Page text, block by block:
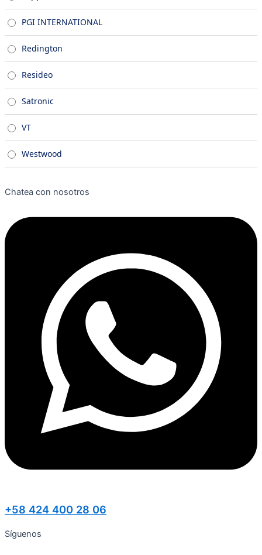
PGI INTERNATIONAL
Redington
Resideo
Satronic
VT
Westwood
Chatea con nosotros
+58 424 400 28 06
Síguenos